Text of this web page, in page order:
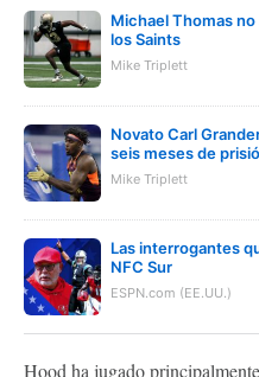
Michael Thomas
los Saints
Mike Triplett
Novato Carl
seis meses de
Mike Triplett
Las interrogantes
NFC Sur
ESPN.com (EE.UU.)
Hood ha jugado